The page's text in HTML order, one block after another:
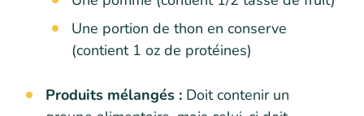
Une portion de thon en conserve
(contient 1 oz de protéines)
Produits mélangés : Doit contenir un